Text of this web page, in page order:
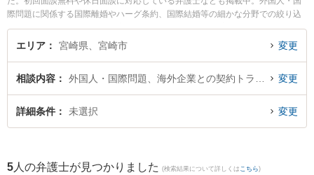
際問題に関係する国際離婚やハーグ条約、国際結婚等の細かな分野での絞り込
み検索もでき便利です。特に宮崎東洋法律事務所の西迫 広夢弁護士やAXIS法律
事務所の内山 悠太郎弁護士、五島法律事務所の五島 自由弁護士のプロフィール
『海外企業との契約トラブルのトラブル解決の実績豊富な近くの弁護士を検索
したい』『初回相談無料で海外企業との契約トラブルを法律相談できる宮崎市
内の弁護士に相談予約したい』などでお困りの相談者さんにおすすめです。
エリア 宮崎県、宮崎市 変更
相談内容 変更
詳細条件 未選択 変更
5 人の弁護士が見つかりました (検索結果について詳しくは こちら)